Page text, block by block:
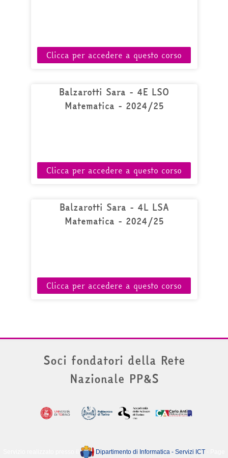
Clicca per accedere a questo corso
Balzarotti Sara - 4E LSO
Matematica - 2024/25
Clicca per accedere a questo corso
Balzarotti Sara - 4L LSA
Matematica - 2024/25
Clicca per accedere a questo corso
Soci fondatori della Rete
Nazionale PP&S
Servizio realizzato presso il Dipartimento di Informatica - Servizi ICT- Page